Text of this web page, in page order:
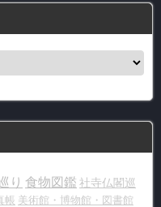
り 食物図鑑 社寺仏閣巡
帳 美術館・博物館・図書館